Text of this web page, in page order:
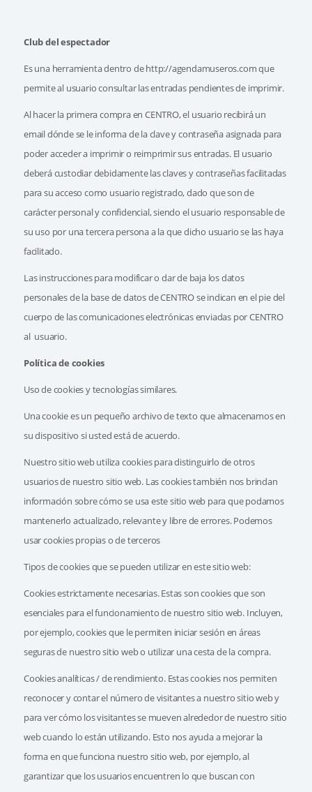
Club del espectador
Es una herramienta dentro de http://agendamuseros.com que
permite al usuario consultar las entradas pendientes de imprimir.
Al hacer la primera compra en CENTRO, el usuario recibirá un
email dónde se le informa de la clave y contraseña asignada para
poder acceder a imprimir o reimprimir sus entradas. El usuario
deberá custodiar debidamente las claves y contraseñas facilitadas
para su acceso como usuario registrado, dado que son de
carácter personal y confidencial, siendo el usuario responsable de
su uso por una tercera persona a la que dicho usuario se las haya
facilitado.
Las instrucciones para modificar o dar de baja los datos
personales de la base de datos de CENTRO se indican en el pie del
cuerpo de las comunicaciones electrónicas enviadas por CENTRO
al usuario.
Política de cookies
Uso de cookies y tecnologías similares.
Una cookie es un pequeño archivo de texto que almacenamos en
su dispositivo si usted está de acuerdo.
Nuestro sitio web utiliza cookies para distinguirlo de otros
usuarios de nuestro sitio web. Las cookies también nos brindan
información sobre cómo se usa este sitio web para que podamos
mantenerlo actualizado, relevante y libre de errores. Podemos
usar cookies propias o de terceros
Tipos de cookies que se pueden utilizar en este sitio web:
Cookies estrictamente necesarias. Estas son cookies que son
esenciales para el funcionamiento de nuestro sitio web. Incluyen,
por ejemplo, cookies que le permiten iniciar sesión en áreas
seguras de nuestro sitio web o utilizar una cesta de la compra.
Cookies analíticas / de rendimiento. Estas cookies nos permiten
reconocer y contar el número de visitantes a nuestro sitio web y
para ver cómo los visitantes se mueven alrededor de nuestro sitio
web cuando lo están utilizando. Esto nos ayuda a mejorar la
forma en que funciona nuestro sitio web, por ejemplo, al
garantizar que los usuarios encuentren lo que buscan con